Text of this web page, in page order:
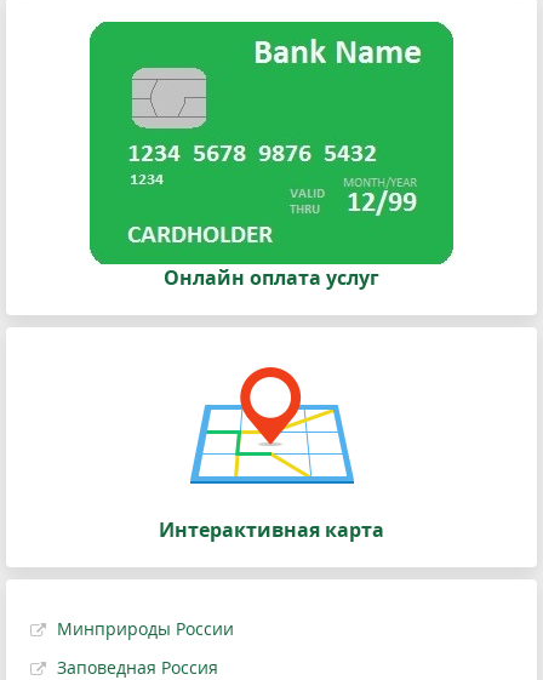
Онлайн оплата услуг
Интерактивная карта
Минприроды России
Заповедная Россия